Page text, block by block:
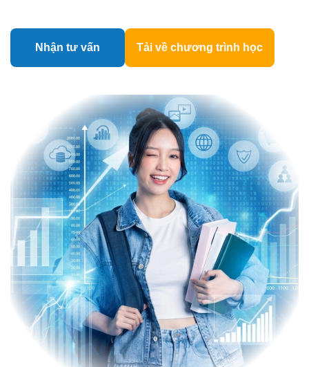
Nhận tư vấn Tải về chương trình học